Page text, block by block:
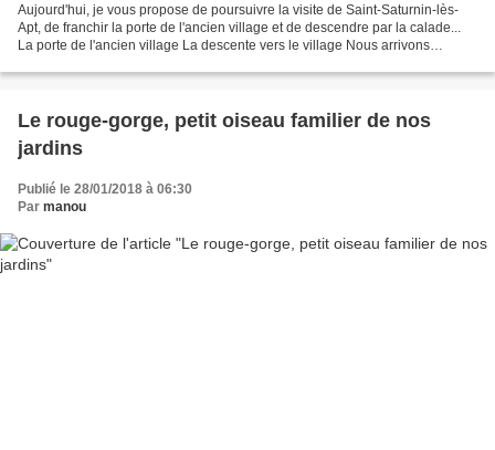
Aujourd'hui, je vous propose de poursuivre la visite de Saint-Saturnin-lès-
Apt, de franchir la porte de l'ancien village et de descendre par la calade...
La porte de l'ancien village La descente vers le village Nous arrivons
Le rouge-gorge, petit oiseau familier de nos
jardins
Publié le 28/01/2018 à 06:30
Par manou